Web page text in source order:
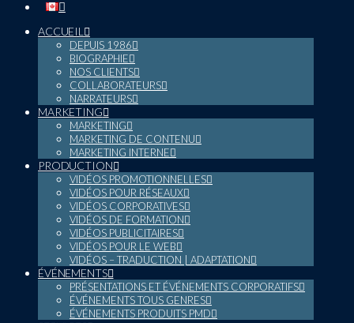
ACCUEIL
DEPUIS 1986
BIOGRAPHIE
NOS CLIENTS
COLLABORATEURS
NARRATEURS
MARKETING
MARKETING
MARKETING DE CONTENU
MARKETING INTERNE
PRODUCTION
VIDÉOS PROMOTIONNELLES
VIDÉOS POUR RÉSEAUX
VIDÉOS CORPORATIVES
VIDÉOS DE FORMATION
VIDÉOS PUBLICITAIRES
VIDÉOS POUR LE WEB
VIDÉOS – TRADUCTION | ADAPTATION
ÉVÉNEMENTS
PRÉSENTATIONS ET ÉVÉNEMENTS CORPORATIFS
ÉVÉNEMENTS TOUS GENRES
ÉVÉNEMENTS PRODUITS PMD